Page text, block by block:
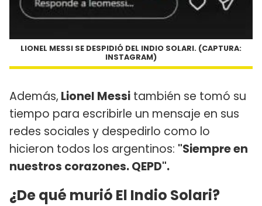
LIONEL MESSI SE DESPIDIÓ DEL INDIO SOLARI. (CAPTURA:
INSTAGRAM)
Además, Lionel Messi también se tomó su
tiempo para escribirle un mensaje en sus
redes sociales y despedirlo como lo
hicieron todos los argentinos: "Siempre en
nuestros corazones. QEPD".
¿De qué murió El Indio Solari?